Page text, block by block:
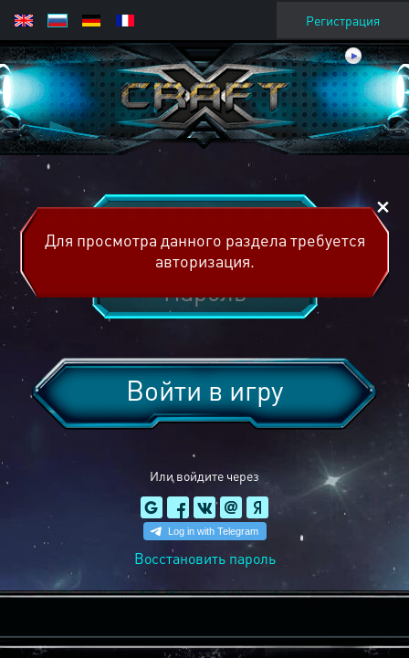
Регистрация
Или войдите через
Войти в игру
Восстановить пароль
Для просмотра данного раздела требуется
авторизация.